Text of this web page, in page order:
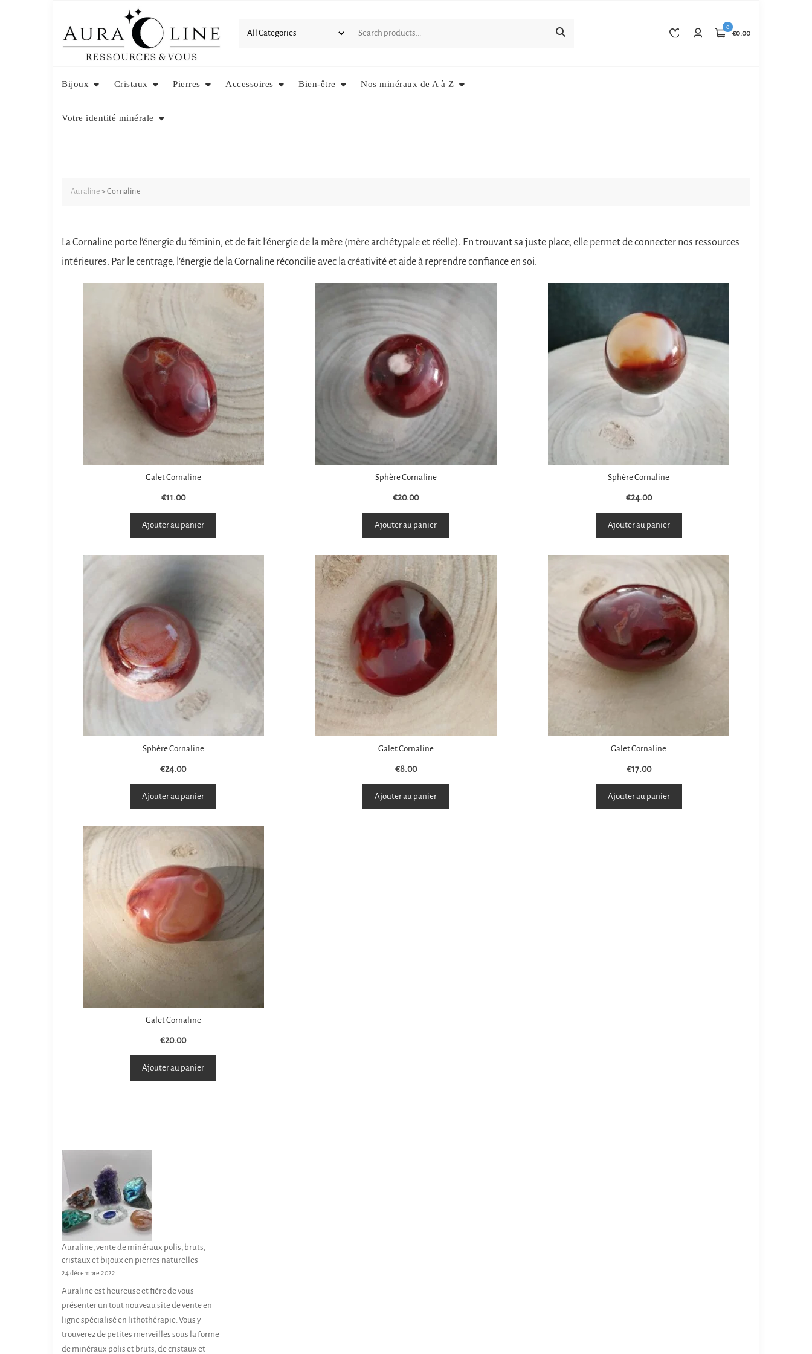
content
0
€0.00
Bijoux Cristaux Pierres Accessoires Bien-être Nos minéraux de A à Z
Votre identité minérale
Auraline >Cornaline
La Cornaline porte l’énergie du féminin, et de fait l’énergie de la mère (mère archétypale et réelle). En trouvant sa juste place, elle permet de connecter nos ressources
intérieures. Par le centrage, l’énergie de la Cornaline réconcilie avec la créativité et aide à reprendre confiance en soi.
Galet Cornaline
€11.00
Ajouter au panier
Sphère Cornaline
€20.00
Ajouter au panier
Sphère Cornaline
€24.00
Ajouter au panier
Sphère Cornaline
€24.00
Ajouter au panier
Galet Cornaline
€8.00
Ajouter au panier
Galet Cornaline
€17.00
Ajouter au panier
Galet Cornaline
€20.00
Ajouter au panier
Auraline, vente de minéraux polis, bruts,
cristaux et bijoux en pierres naturelles
24 décembre 2022
Auraline est heureuse et fière de vous
présenter un tout nouveau site de vente en
ligne spécialisé en lithothérapie. Vous y
trouverez de petites merveilles sous la forme
de minéraux polis et bruts, de cristaux et